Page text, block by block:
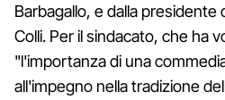
Barbagallo, e dalla presidente
Colli. Per il sindacato, che ha
"l'importanza di una
all'impegno nella tradizione